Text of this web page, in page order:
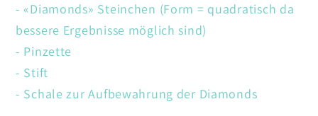
- «Diamonds» Steinchen (Form = quadratisch da
bessere Ergebnisse möglich sind)
- Pinzette
- Stift
- Schale zur Aufbewahrung der Diamonds